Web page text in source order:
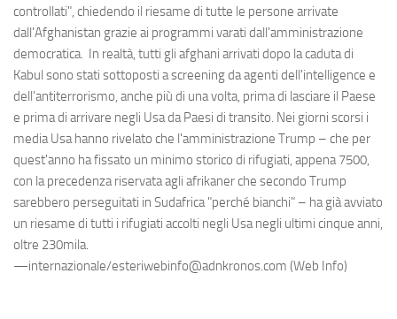
controllati", chiedendo il riesame di tutte le persone arrivate
dall'Afghanistan grazie ai programmi varati dall'amministrazione
democratica. In realtà, tutti gli afghani arrivati dopo la caduta di
Kabul sono stati sottoposti a screening da agenti dell'intelligence e
dell'antiterrorismo, anche più di una volta, prima di lasciare il Paese
e prima di arrivare negli Usa da Paesi di transito. Nei giorni scorsi i
media Usa hanno rivelato che l'amministrazione Trump – che per
quest'anno ha fissato un minimo storico di rifugiati, appena 7500,
con la precedenza riservata agli afrikaner che secondo Trump
sarebbero perseguitati in Sudafrica "perché bianchi" – ha già avviato
un riesame di tutti i rifugiati accolti negli Usa negli ultimi cinque anni,
oltre 230mila.
—internazionale/esteriwebinfo@adnkronos.com (Web Info)